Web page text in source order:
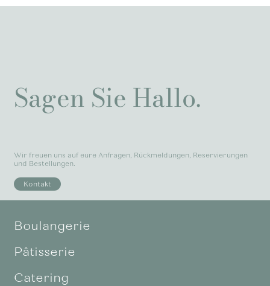
Sagen Sie Hallo.
Wir freuen uns auf eure Anfragen, Rückmeldungen, Reservierungen
und Bestellungen.
Kontakt
Boulangerie
Pâtisserie
Catering